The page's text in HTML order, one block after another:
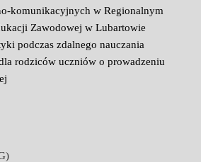
komunikacyjnych w Regionalnym
Zawodowej w Lubartowie
podczas zdalnego nauczania
rodziców uczniów o prowadzeniu